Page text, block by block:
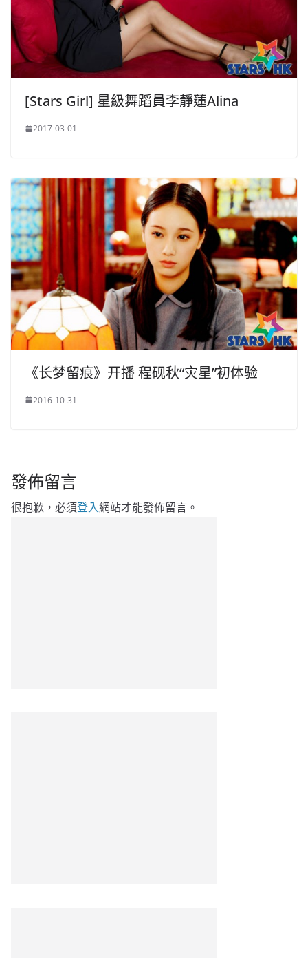
[Stars Girl] 星級舞蹈員李靜蓮Alina
2017-03-01
《长梦留痕》开播 程砚秋“灾星”初体验
2016-10-31
發佈留言
很抱歉，必須登入網站才能發佈留言。